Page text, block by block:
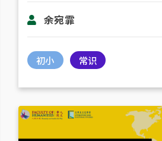
余宛霏
初小 常识